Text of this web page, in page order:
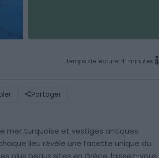
Temps de lecture: 41 minutes
Partager
mer turquoise et vestiges antiques.
lieu révèle une facette unique du
plus beaux sites en Grèce, laissez-vous